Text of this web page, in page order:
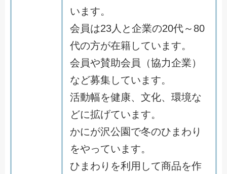
います。
会員は23人と企業の20代～80
代の方が在籍しています。
会員や賛助会員（協力企業）
など募集しています。
活動幅を健康、文化、環境な
どに拡げています。
かにが沢公園で冬のひまわり
をやっています。
ひまわりを利用して商品を作